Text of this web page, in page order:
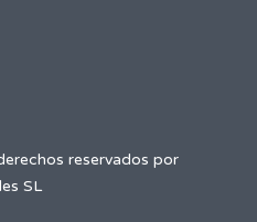
reservados por
SL